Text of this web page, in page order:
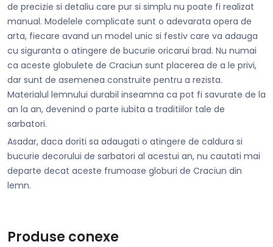
de precizie si detaliu care pur si simplu nu poate fi realizat
manual. Modelele complicate sunt o adevarata opera de
arta, fiecare avand un model unic si festiv care va adauga
cu siguranta o atingere de bucurie oricarui brad. Nu numai
ca aceste globulete de Craciun sunt placerea de a le privi,
dar sunt de asemenea construite pentru a rezista.
Materialul lemnului durabil inseamna ca pot fi savurate de la
an la an, devenind o parte iubita a traditiilor tale de
sarbatori.
Asadar, daca doriti sa adaugati o atingere de caldura si
bucurie decorului de sarbatori al acestui an, nu cautati mai
departe decat aceste frumoase globuri de Craciun din
lemn.
Produse conexe